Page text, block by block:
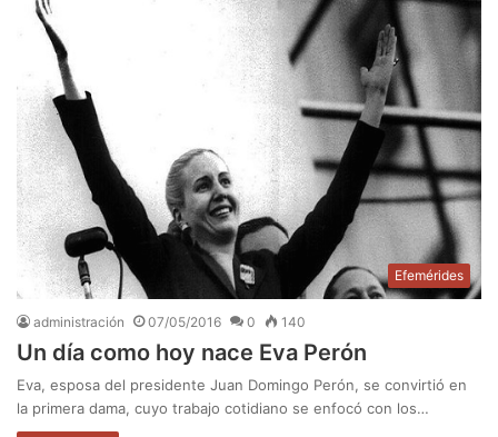
Efemérides
administración 07/05/2016 0 140
Un día como hoy nace Eva Perón
Eva, esposa del presidente Juan Domingo Perón, se convirtió en
la primera dama, cuyo trabajo cotidiano se enfocó con los…